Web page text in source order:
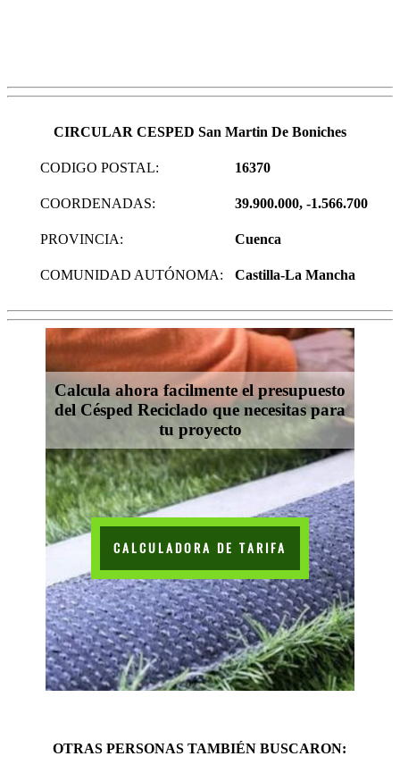
CIRCULAR CESPED San Martin De Boniches
CODIGO POSTAL: 16370
COORDENADAS: 39.900.000, -1.566.700
PROVINCIA: Cuenca
COMUNIDAD AUTÓNOMA: Castilla-La Mancha
Calcula ahora facilmente el presupuesto
del Césped Reciclado que necesitas para
tu proyecto
CALCULADORA DE TARIFA
OTRAS PERSONAS TAMBIÉN BUSCARON: